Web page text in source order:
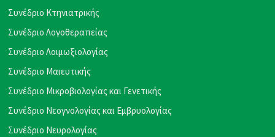
Συνέδριο Κτηνιατρικής
Συνέδριο Λογοθεραπείας
Συνέδριο Λοιμωξιολογίας
Συνέδριο Μαιευτικής
Συνέδριο Μικροβιολογίας και Γενετικής
Συνέδριο Νεογνολογίας και Εμβρυολογίας
Συνέδριο Νευρολογίας